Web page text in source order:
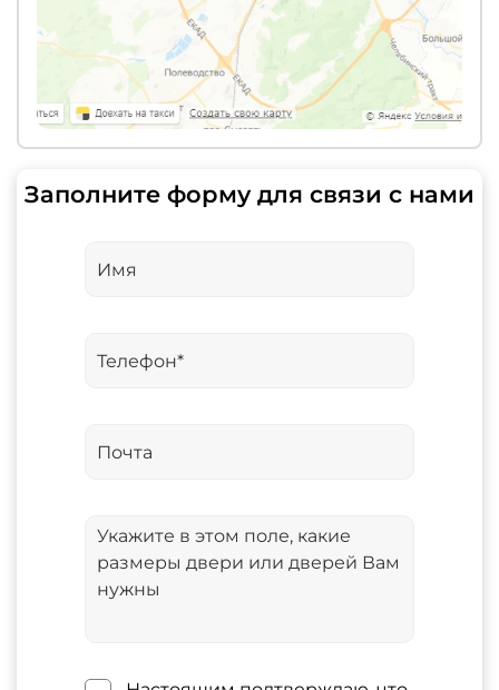
Заполните форму для связи с нами